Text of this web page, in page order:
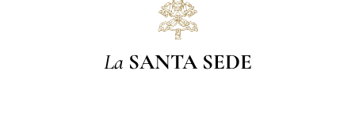
La SANTA SEDE